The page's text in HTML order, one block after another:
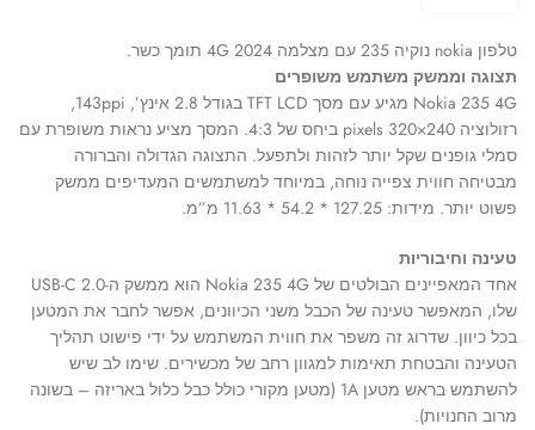
טלפון nokia נוקיה 235 עם מצלמה 4G 2024 תומך כשר.
תצוגה וממשק משתמש משופרים
Nokia 235 4G מגיע עם מסך TFT LCD בגודל 2.8 אינץ’, 143ppi,
רזולוציה 240×320 pixels ביחס של 4:3. המסך מציע נראות משופרת עם
סמלי גופנים שקל יותר לזהות ולתפעל. התצוגה הגדולה והברורה
מבטיחה חווית צפייה נוחה, במיוחד למשתמשים המעדיפים ממשק
פשוט יותר. מידות: 127.25 * 54.2 * 11.63 מ”מ.
טעינה וחיבוריות
אחד המאפיינים הבולטים של Nokia 235 4G הוא ממשק ה-USB-C 2.0
שלו, המאפשר טעינה של הכבל משני הכיוונים, אפשר לחבר את המטען
בכל כיוון. שדרוג זה משפר את חווית המשתמש על ידי פישוט תהליך
הטעינה והבטחת תאימות למגוון רחב של מכשירים. שימו לב שיש
להשתמש בראש מטען 1A (מטען מקורי כולל כבל כלול באריזה – בשונה
מרוב החנויות).